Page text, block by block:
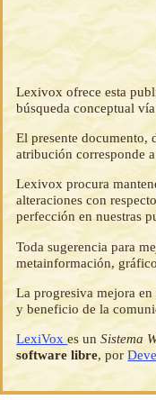
Lexivox ofrece esta
búsqueda conceptual
El presente documento,
atribución corresponde
Lexivox procura
alteraciones con
perfección en nuestras
Toda sugerencia para
metainformación,
La progresiva mejora
y beneficio de la
LexiVoxes unSistema
software libre, por